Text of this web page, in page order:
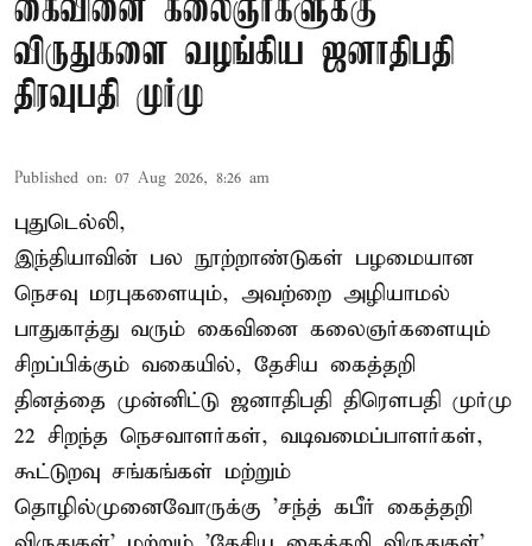
கைவினை கலைஞர்களுக்கு
விருதுகளை வழங்கிய ஜனாதிபதி
திரவுபதி முர்மு
Published on: 07 Aug 2026, 8:26 am
புதுடெல்லி,
இந்தியாவின் பல நூற்றாண்டுகள் பழமையான
நெசவு மரபுகளையும், அவற்றை அழியாமல்
பாதுகாத்து வரும் கைவினை கலைஞர்களையும்
சிறப்பிக்கும் வகையில், தேசிய கைத்தறி
தினத்தை முன்னிட்டு ஜனாதிபதி திரௌபதி முர்மு
22 சிறந்த நெசவாளர்கள், வடிவமைப்பாளர்கள்,
கூட்டுறவு சங்கங்கள் மற்றும்
தொழில்முனைவோருக்கு 'சந்த் கபீர் கைத்தறி